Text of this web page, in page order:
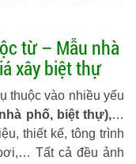
từ – Mẫu nhà
xây biệt thự
thuộc vào nhiều yếu
phố, biệt thự),…
thiết kế, tông trình
Tất cả đều ảnh